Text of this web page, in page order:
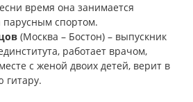
время она занимается
спортом.
(Москва – Бостон) – выпускник
работает врачом,
с женой двоих детей, верит в
гитару.